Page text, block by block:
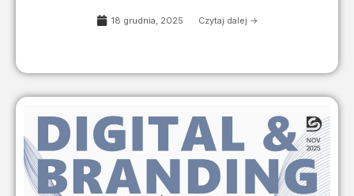
18 grudnia, 2025 Czytaj dalej ->